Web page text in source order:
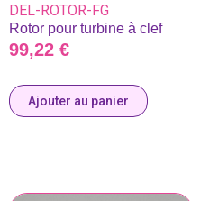
DEL-ROTOR-FG
Rotor pour turbine à clef
99,22 €
Ajouter au panier